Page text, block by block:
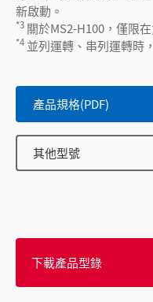
新啟動。
*3 關於MS2-H100，僅限
*4 並列運轉、串列運轉時
產品規格(PDF)
其他型號
下載產品型錄